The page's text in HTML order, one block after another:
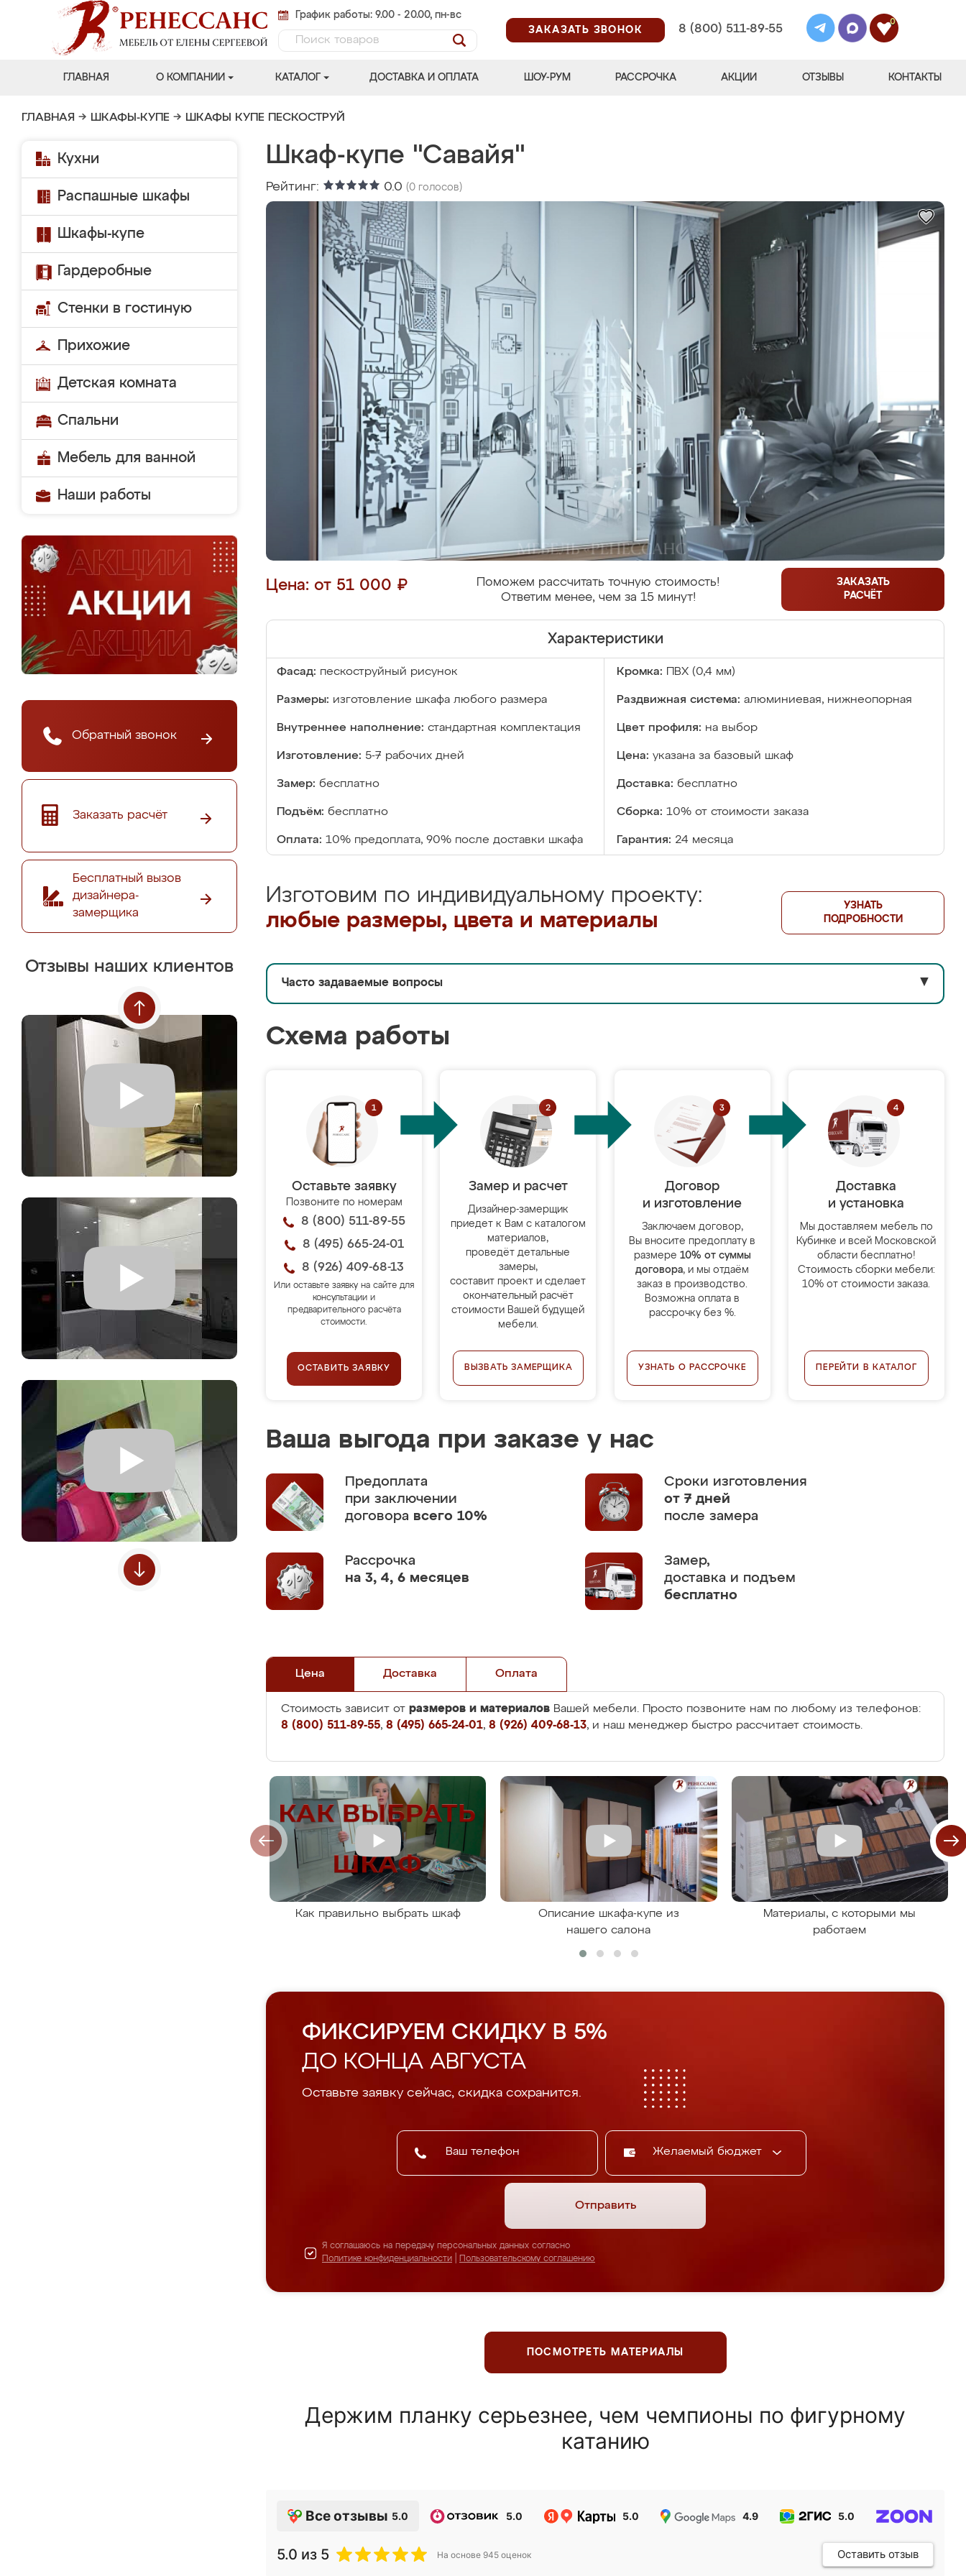
График работы: 9.00 - 20.00, пн-вс
ЗАКАЗАТЬ ЗВОНОК
8 (800) 511-89-55
0
ГЛАВНАЯ О КОМПАНИИ КАТАЛОГ ДОСТАВКА И ОПЛАТА ШОУ-РУМ РАССРОЧКА АКЦИИ ОТЗЫВЫ КОНТАКТЫ
ГЛАВНАЯ → ШКАФЫ-КУПЕ → ШКАФЫ КУПЕ ПЕСКОСТРУЙ
Кухни
Распашные шкафы
Шкафы-купе
Гардеробные
Стенки в гостиную
Прихожие
Детская комната
Спальни
Мебель для ванной
Наши работы
Обратный звонок
Заказать расчёт
Бесплатный вызов
дизайнера-
замерщика
Отзывы наших клиентов
Шкаф-купе "Савайя"
Рейтинг: 0.0 (0 голосов)
Цена: от 51 000 ₽
Поможем рассчитать точную стоимость!
Ответим менее, чем за 15 минут!
ЗАКАЗАТЬ
РАСЧЁТ
Характеристики
Фасад: пескоструйный рисунок Кромка: ПВХ (0,4 мм)
Размеры: изготовление шкафа любого размера Раздвижная система: алюминиевая, нижнеопорная
Внутреннее наполнение: стандартная комплектация Цвет профиля: на выбор
Изготовление: 5-7 рабочих дней Цена: указана за базовый шкаф
Замер: бесплатно Доставка: бесплатно
Подъём: бесплатно Сборка: 10% от стоимости заказа
Оплата: 10% предоплата, 90% после доставки шкафа Гарантия: 24 месяца
Изготовим по индивидуальному проекту:
любые размеры, цвета и материалы
УЗНАТЬ
ПОДРОБНОСТИ
Часто задаваемые вопросы ▼
Схема работы
Оставьте заявку
Позвоните по номерам
8 (800) 511-89-55
8 (495) 665-24-01
8 (926) 409-68-13
Или оставьте заявку на сайте для
консультации и
предварительного расчёта
стоимости.
ОСТАВИТЬ ЗАЯВКУ
Замер и расчет
Дизайнер-замерщик
приедет к Вам с каталогом
материалов,
проведёт детальные
замеры,
составит проект и сделает
окончательный расчёт
стоимости Вашей будущей
мебели.
ВЫЗВАТЬ ЗАМЕРЩИКА
Договор
и изготовление
Заключаем договор,
Вы вносите предоплату в
размере 10% от суммы
договора, и мы отдаём
заказ в производство.
Возможна оплата в
рассрочку без %.
УЗНАТЬ О РАССРОЧКЕ
Доставка
и установка
Мы доставляем мебель по
Кубинке и всей Московской
области бесплатно!
Стоимость сборки мебели:
10% от стоимости заказа.
ПЕРЕЙТИ В КАТАЛОГ
Ваша выгода при заказе у нас
Предоплата
при заключении
договора всего 10%
Сроки изготовления
от 7 дней
после замера
Рассрочка
на 3, 4, 6 месяцев
Замер,
доставка и подъем
бесплатно
Цена Доставка Оплата
Стоимость зависит от размеров и материалов Вашей мебели. Просто позвоните нам по любому из телефонов:
8 (800) 511-89-55, 8 (495) 665-24-01, 8 (926) 409-68-13, и наш менеджер быстро рассчитает стоимость.
Как правильно выбрать шкаф
Описание шкафа-купе из
нашего салона
Материалы, с которыми мы
работаем
ФИКСИРУЕМ СКИДКУ В 5%
ДО КОНЦА АВГУСТА
Оставьте заявку сейчас, скидка сохранится.
Желаемый бюджет
Отправить
Я соглашаюсь на передачу персональных данных согласно
Политике конфиденциальности
Пользовательскому соглашению
ПОСМОТРЕТЬ МАТЕРИАЛЫ
Держим планку серьезнее, чем чемпионы по фигурному
катанию
Все отзывы 5.0 5.0 5.0 4.9 5.0
5.0 из 5 На основе 945 оценок Оставить отзыв